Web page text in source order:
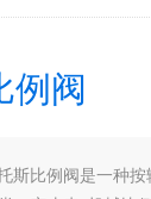
例阀
斯比例阀是一种